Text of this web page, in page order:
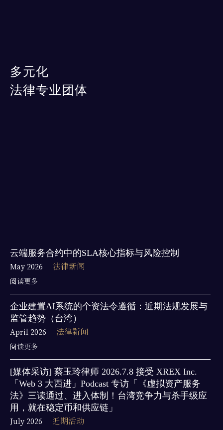
多元化
法律专业团体
云端服务合约中的SLA核心指标与风险控制
May 2026
法律新闻
阅读更多
企业建置AI系统的个资法令遵循：近期法规发展与
监管趋势（台湾）
April 2026
法律新闻
阅读更多
[媒体采访] 蔡玉玲律师 2026.7.8 接受 XREX Inc.
「Web 3 大西进」Podcast 专访「《虚拟资产服务
法》三读通过、进入体制！台湾竞争力与杀手级应
用，就在稳定币和供应链」
July 2026
近期活动